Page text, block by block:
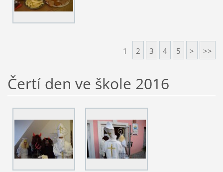
1 2 3 4 5 > >>
Čertí den ve škole 2016